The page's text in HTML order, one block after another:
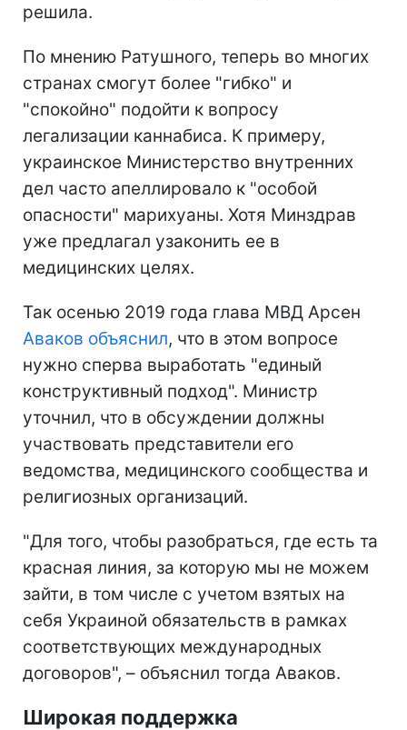
решила.
По мнению Ратушного, теперь во многих
странах смогут более "гибко" и
"спокойно" подойти к вопросу
легализации каннабиса. К примеру,
украинское Министерство внутренних
дел часто апеллировало к "особой
опасности" марихуаны. Хотя Минздрав
уже предлагал узаконить ее в
медицинских целях.
Так осенью 2019 года глава МВД Арсен
Аваков объяснил, что в этом вопросе
нужно сперва выработать "единый
конструктивный подход". Министр
уточнил, что в обсуждении должны
участвовать представители его
ведомства, медицинского сообщества и
религиозных организаций.
"Для того, чтобы разобраться, где есть та
красная линия, за которую мы не можем
зайти, в том числе с учетом взятых на
себя Украиной обязательств в рамках
соответствующих международных
договоров", – объяснил тогда Аваков.
Широкая поддержка